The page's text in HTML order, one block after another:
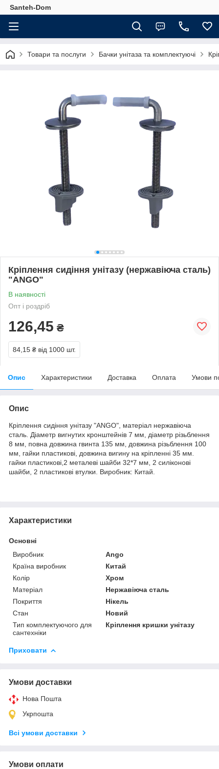
Santeh-Dom
Товари та послуги Бачки унітаза та комплектуючі
Кріплення сидіння унітазу (нержавіюча сталь)
"ANGO"
В наявності
Опт і роздріб
126,45 ₴
84,15 ₴ від 1000 шт.
Опис Характеристики Доставка Оплата Умови
Опис
Кріплення сидіння унітазу "ANGO", матеріал нержавіюча
сталь. Діаметр вигнутих кронштейнів 7 мм, діаметр різьблення
8 мм, повна довжина гвинта 135 мм, довжина різьблення 100
мм, гайки пластикові, довжина вигину на кріпленні 35 мм.
гайки пластикові,2 металеві шайби 32*7 мм, 2 силіконові
шайби, 2 пластикові втулки. Виробник: Китай.
Характеристики
Основні
Виробник
Ango
Країна виробник
Китай
Колір
Хром
Матеріал
Нержавіюча сталь
Покриття
Нікель
Стан
Новий
Тип комплектуючого для
сантехніки
Кріплення кришки унітазу
Приховати
Умови доставки
Нова Пошта
Укрпошта
Всі умови доставки
Умови оплати